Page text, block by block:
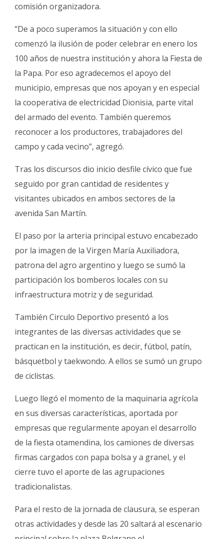
comisión organizadora.
“De a poco superamos la situación y con ello
comenzó la ilusión de poder celebrar en enero los
100 años de nuestra institución y ahora la Fiesta de
la Papa. Por eso agradecemos el apoyo del
municipio, empresas que nos apoyan y en especial
la cooperativa de electricidad Dionisia, parte vital
del armado del evento. También queremos
reconocer a los productores, trabajadores del
campo y cada vecino”, agregó.
Tras los discursos dio inicio desfile cívico que fue
seguido por gran cantidad de residentes y
visitantes ubicados en ambos sectores de la
avenida San Martín.
El paso por la arteria principal estuvo encabezado
por la imagen de la Virgen María Auxiliadora,
patrona del agro argentino y luego se sumó la
participación los bomberos locales con su
infraestructura motriz y de seguridad.
También Circulo Deportivo presentó a los
integrantes de las diversas actividades que se
practican en la institución, es decir, fútbol, patín,
básquetbol y taekwondo. A ellos se sumó un grupo
de ciclistas.
Luego llegó el momento de la maquinaria agrícola
en sus diversas características, aportada por
empresas que regularmente apoyan el desarrollo
de la fiesta otamendina, los camiones de diversas
firmas cargados con papa bolsa y a granel, y el
cierre tuvo el aporte de las agrupaciones
tradicionalistas.
Para el resto de la jornada de clausura, se esperan
otras actividades y desde las 20 saltará al escenario